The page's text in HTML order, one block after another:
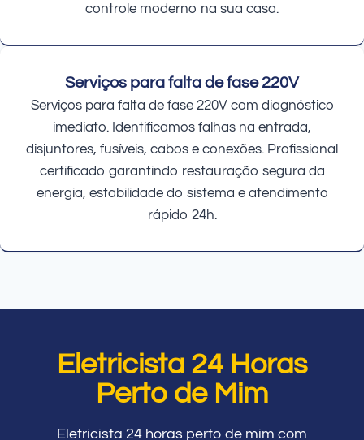
controle moderno na sua casa.
Serviços para falta de fase 220V
Serviços para falta de fase 220V com diagnóstico
imediato. Identificamos falhas na entrada,
disjuntores, fusíveis, cabos e conexões. Profissional
certificado garantindo restauração segura da
energia, estabilidade do sistema e atendimento
rápido 24h.
Eletricista 24 Horas
Perto de Mim
Eletricista 24 horas perto de mim com